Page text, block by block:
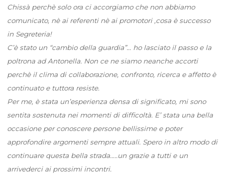
Chissà perchè solo ora ci accorgiamo che non abbiamo
comunicato, nè ai referenti nè ai promotori ,cosa è successo
in Segreteria!
C’è stato un “cambio della guardia”… ho lasciato il passo e la
poltrona ad Antonella. Non ce ne siamo neanche accorti
perchè il clima di collaborazione, confronto, ricerca e affetto è
continuato e tuttora resiste.
Per me, è stata un’esperienza densa di significato, mi sono
sentita sostenuta nei momenti di difficoltà. E’ stata una bella
occasione per conoscere persone bellissime e poter
approfondire argomenti sempre attuali. Spero in altro modo di
continuare questa bella strada…..un grazie a tutti e un
arrivederci ai prossimi incontri.